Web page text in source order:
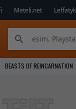
Meteli.net
BEASTS OF REINCARNATION